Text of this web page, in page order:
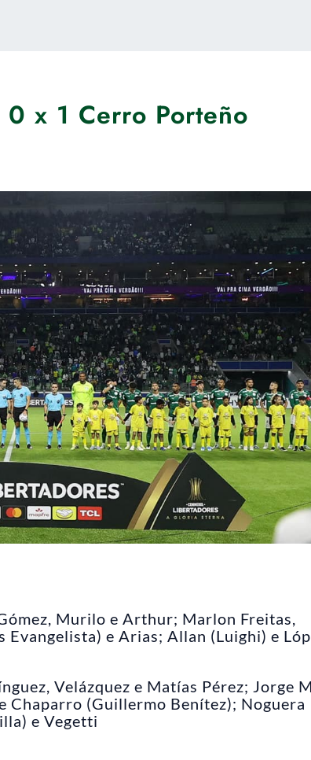
x 1 Cerro Porteño
Murilo e Arthur; Marlon Freitas,
e Arias; Allan (Luighi) e
Velázquez e Matías Pérez; Jorge
Chaparro (Guillermo Benítez); Noguera
e Vegetti